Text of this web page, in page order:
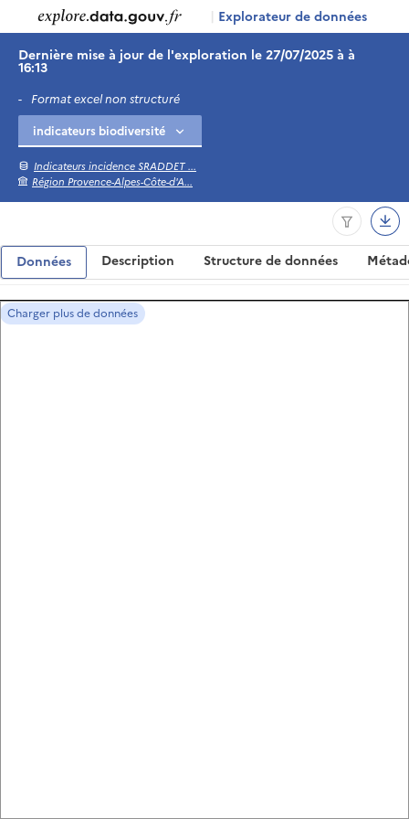
| Explorateur de données
Dernière mise à jour de l'exploration le 27/07/2025 à à
16:13
- Format excel non structuré
Indicateurs incidence SRADDET ...
Région Provence-Alpes-Côte-d'A...
Données Description Structure de données
Charger plus de données